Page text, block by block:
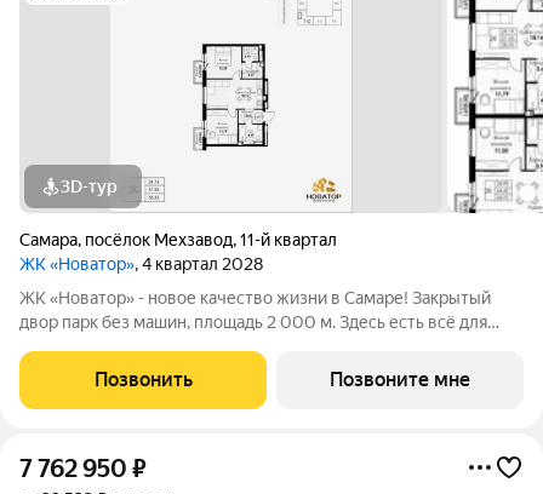
3D-тур
Самара, посёлок Мехзавод,11-й квартал
ЖК «Новатор», 4 квартал 2028
ЖК «Новатор» - новое качество жизни в Самаре! Закрытый
двор парк без машин, площадь 2 000 м. Здесь есть всё для
спортивные зоны ландшафтное озеленение Безопасность на
высшем уровне: система
Позвонить Позвоните мне
7 762 950 ₽